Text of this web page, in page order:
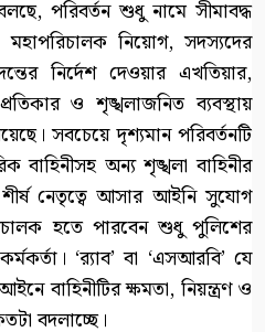
পরিবর্তন শুধু নামে সীমাবদ্ধ
নিয়োগ, সদস্যদের
নির্দেশ দেওয়ার এখতিয়ার,
ও শৃঙ্খলাজনিত ব্যবস্থায়
সবচেয়ে দৃশ্যমান পরিবর্তনটি
বাহিনীসহ অন্য শৃঙ্খলা বাহিনীর
শীর্ষ নেতৃত্বে আসার আইনি সুযোগ
হতে পারবেন শুধু পুলিশের
‘র‍্যাব’ বা ‘এসআরবি’ যে
বাহিনীটির ক্ষমতা, নিয়ন্ত্রণ ও
বদলাচ্ছে।